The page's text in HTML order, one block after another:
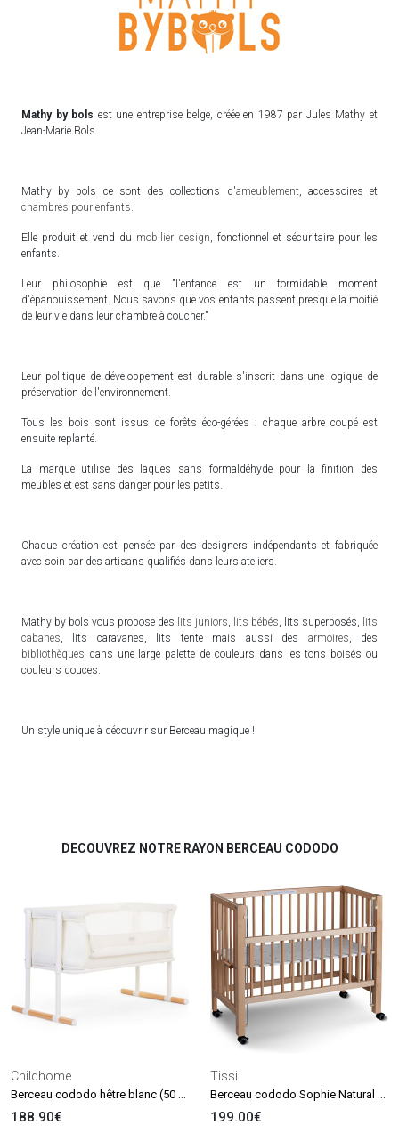
Mathy by bols est une entreprise belge, créée en 1987 par Jules Mathy et
Jean-Marie Bols.
Mathy by bols ce sont des collections d'ameublement, accessoires et
chambres pour enfants.
Elle produit et vend du mobilier design, fonctionnel et sécuritaire pour les
enfants.
Leur philosophie est que "l'enfance est un formidable moment
d'épanouissement. Nous savons que vos enfants passent presque la moitié
de leur vie dans leur chambre à coucher."
Leur politique de développement est durable s'inscrit dans une logique de
préservation de l'environnement.
Tous les bois sont issus de forêts éco-gérées : chaque arbre coupé est
ensuite replanté.
La marque utilise des laques sans formaldéhyde pour la finition des
meubles et est sans danger pour les petits.
Chaque création est pensée par des designers indépendants et fabriquée
avec soin par des artisans qualifiés dans leurs ateliers.
Mathy by bols vous propose des lits juniors, lits bébés, lits superposés, lits
cabanes, lits caravanes, lits tente mais aussi des armoires, des
bibliothèques dans une large palette de couleurs dans les tons boisés ou
couleurs douces.
Un style unique à découvrir sur Berceau magique !
DECOUVREZ NOTRE RAYON BERCEAU CODODO
Childhome
Berceau cododo hêtre blanc (50 x 90 cm)
188.90€
Tissi
Berceau cododo Sophie Natural (90 x 40 cm)
199.00€